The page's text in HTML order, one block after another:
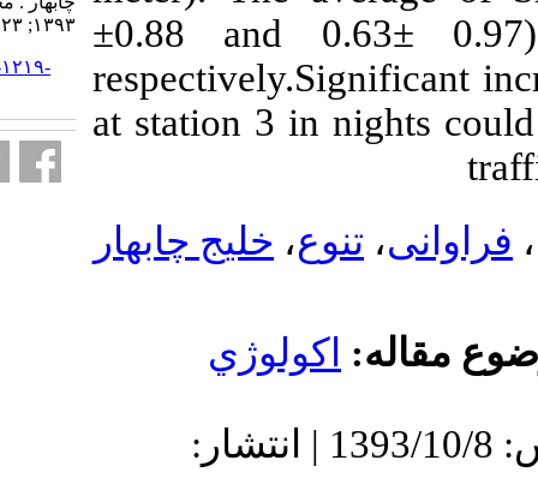
±0.88
at station 3
، خلیج چابهار
دریافت: 1393/10/8 | پذیرش: 1393/10/8 | انتشار:
۱۳۹۳; ۲۳ (۱) :۱۲۳-۱۳۰
URL:
http://isfj.ir/article-۱-۱۲۱۹-